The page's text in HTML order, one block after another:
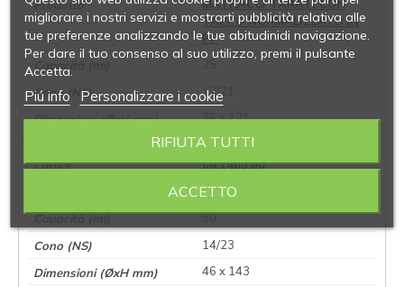
MATRACCI TARATI CON
TAPPO NORMALIZZATO IN
PP
12/21
36 x 121
06.1485.00
IN POLIPROPILENE
50
14/23
46 x 143
migliorare i nostri servizi e mostrarti pubblicità relativa alle
tue preferenze analizzando le tue abitudinidi navigazione.
Per dare il tuo consenso al suo utilizzo, premi il pulsante
Accetta.
Piú info Personalizzare i cookie
RIFIUTA TUTTI
ACCETTO